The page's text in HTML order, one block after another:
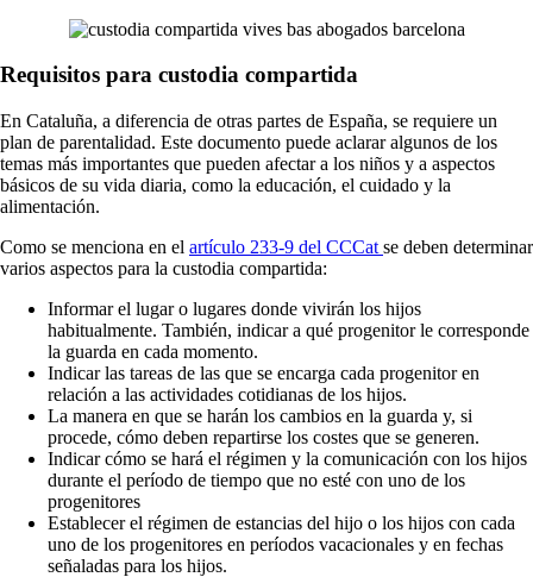
Requisitos para custodia compartida
En Cataluña, a diferencia de otras partes de España, se requiere un
plan de parentalidad. Este documento puede aclarar algunos de los
temas más importantes que pueden afectar a los niños y a aspectos
básicos de su vida diaria, como la educación, el cuidado y la
alimentación.
Como se menciona en el artículo 233-9 del CCCat se deben determinar
varios aspectos para la custodia compartida:
Informar el lugar o lugares donde vivirán los hijos
habitualmente. También, indicar a qué progenitor le corresponde
la guarda en cada momento.
Indicar las tareas de las que se encarga cada progenitor en
relación a las actividades cotidianas de los hijos.
La manera en que se harán los cambios en la guarda y, si
procede, cómo deben repartirse los costes que se generen.
Indicar cómo se hará el régimen y la comunicación con los hijos
durante el período de tiempo que no esté con uno de los
progenitores
Establecer el régimen de estancias del hijo o los hijos con cada
uno de los progenitores en períodos vacacionales y en fechas
señaladas para los hijos.